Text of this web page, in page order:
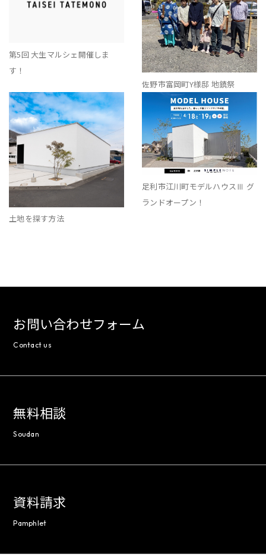
第5回 大生マルシェ開催しま
す！
佐野市富岡町Y様邸 地鎮祭
土地を探す方法
足利市江川町モデルハウスⅢ グ
ランドオープン！
お問い合わせフォーム
Contact us
無料相談
Soudan
資料請求
Pamphlet